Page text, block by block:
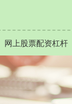
网上股票配资杠杆